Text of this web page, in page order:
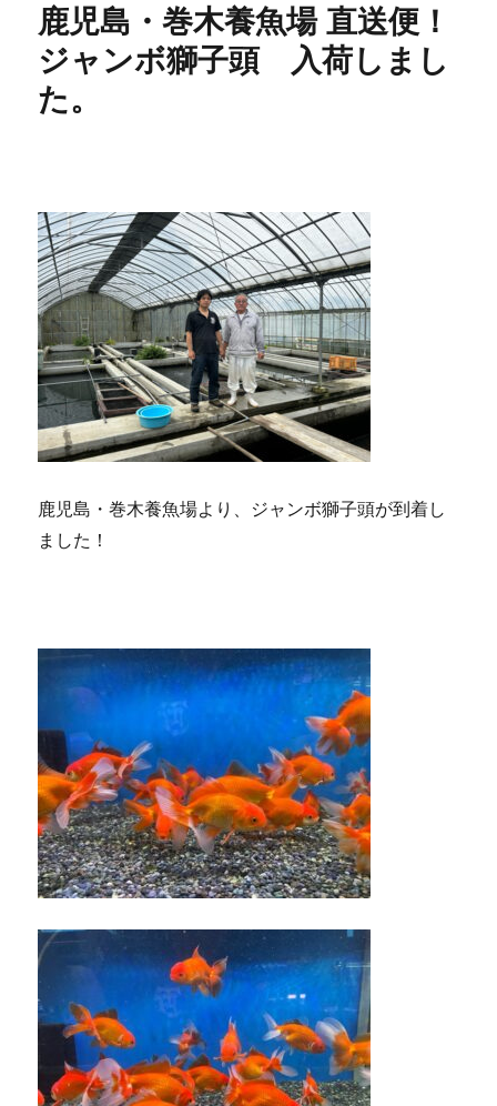
ー
鹿児島・巻木養魚場 直送便！
ジャンボ獅子頭 入荷しまし
た。
鹿児島・巻木養魚場より、ジャンボ獅子頭が到着し
ました！